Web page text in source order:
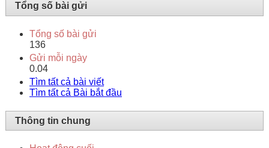
Tổng số bài gửi
Tổng số bài gửi
136
Gửi mỗi ngày
0.04
Tìm tất cả bài viết
Tìm tất cả Bài bắt đầu
Thông tin chung